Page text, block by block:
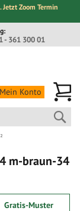
Jetzt Zoom Termin
- 361 300 01
Mein Konto
m-braun-34
Gratis-Muster